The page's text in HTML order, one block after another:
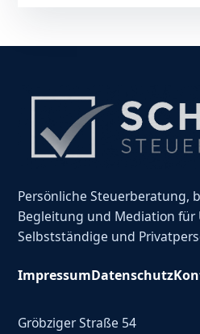
Persönliche Steuerberatung,
Begleitung und Mediation für
Selbstständige und
ImpressumDatenschutz
Gröbziger Straße 54